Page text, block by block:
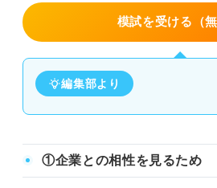
模試を受ける（無
編集部より
①企業との相性を見るため